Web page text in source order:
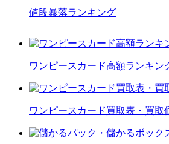
値段暴落ランキング
ワンピースカード高額ランキン
ワンピースカード買取表・買取